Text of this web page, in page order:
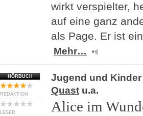
wirkt verspielter,
auf eine ganz
als Page. Er ist
Mehr…
HÖRBUCH
REDAKTION
LESER
Jugend und Kinder
Quast u.a.
Alice im